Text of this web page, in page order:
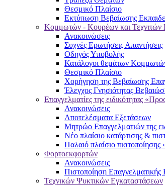
Θεσμικό Πλαίσιο
Εκτύπωση Βεβαίωσης
Κομμωτών - Κουρέων και Τεχνιτών
Ανακοινώσεις
Συχνές Ερωτήσεις Απαντήσεις
Οδηγός Υποβολής
Κατάλογοι θεμάτων
Θεσμικό Πλαίσιο
Χορήγηση της Βεβαίωσης
Έλεγχος Γνησιότητας
Επαγγελματίες της ειδικότητας
Ανακοινώσεις
Αποτελέσματα Εξετάσεων
Μητρώο Επαγγελματιών της
Νέο πλαίσιο κατάρτισης &
Παλαιό πλαίσιο
Φορτοεκφορτών
Ανακοινώσεις
Πιστοποίηση
Τεχνικών Ψυκτικών Εγκαταστάσεων